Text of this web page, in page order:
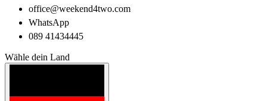
office@weekend4two.com
WhatsApp
089 41434445
Wähle dein Land